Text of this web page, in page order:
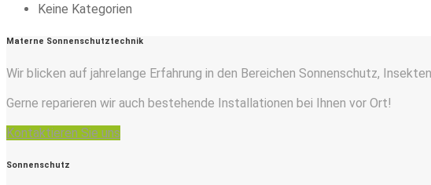
Keine Kategorien
Materne Sonnenschutztechnik
Wir blicken auf jahrelange Erfahrung in den Bereichen Sonnenschutz,
Gerne reparieren wir auch bestehende Installationen bei Ihnen vor Ort!
Kontaktieren Sie uns
Sonnenschutz